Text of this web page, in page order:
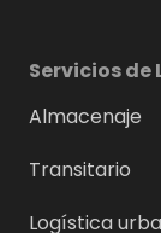
Servicios
Almacenaje
Transitario
Logística